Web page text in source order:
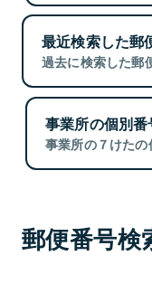
最近検索した郵
過去に検索した郵
事業所の個別
事業所の７けたの
郵便番号検